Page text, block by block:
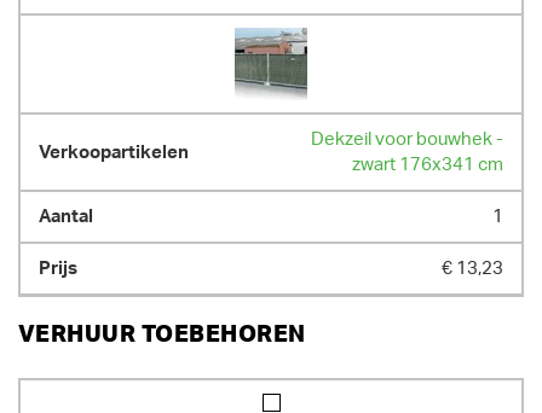
Dekzeil voor bouwhek -
zwart 176x341 cm
1
€ 13,23
VERHUUR TOEBEHOREN